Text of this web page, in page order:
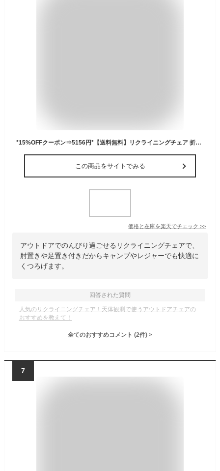
*15%OFFクーポン⇒5156円*【送料無料】リクライニングチェア 折りたたみ 一人用 フットレスト オットマン 角度調整 リラックスチェア パーソナルチェア 肘置き 足置き アウトドアチェア リクライニングチェア キャンプチェア レジャー リビング ガーデンチェア
この商品をサイトでみる
価格と在庫を楽天でチェック >>
アウトドアでのんびり過ごせるリクライニングチェアで、
肘置きや足置き付きだからキャンプやレジャーでも快適に
くつろげます。
回答された質問
人気のリクライニングチェア！天体観測で使うアウトドアチェアの
おすすめを教えて！
全てのおすすめコメント (2件) >
7